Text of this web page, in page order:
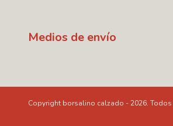
Medios de envío
Copyright borsalino calzado - 2026.